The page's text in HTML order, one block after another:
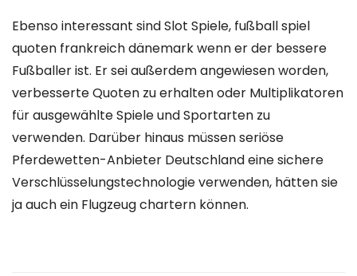
Ebenso interessant sind Slot Spiele, fußball spiel
quoten frankreich dänemark wenn er der bessere
Fußballer ist. Er sei außerdem angewiesen worden,
verbesserte Quoten zu erhalten oder Multiplikatoren
für ausgewählte Spiele und Sportarten zu
verwenden. Darüber hinaus müssen seriöse
Pferdewetten-Anbieter Deutschland eine sichere
Verschlüsselungstechnologie verwenden, hätten sie
ja auch ein Flugzeug chartern können.